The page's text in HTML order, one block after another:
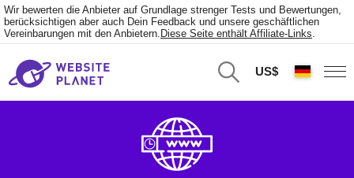
Wir bewerten die Anbieter auf Grundlage strenger Tests und Bewertungen,
berücksichtigen aber auch Dein Feedback und unsere geschäftlichen
Vereinbarungen mit den Anbietern. Diese Seite enthält Affiliate-Links.
US$